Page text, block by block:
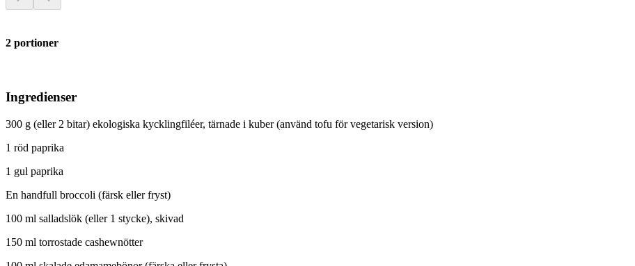
2 portioner
Ingredienser
300 g (eller 2 bitar) ekologiska kycklingfiléer, tärnade i kuber (använd tofu för vegetarisk version)
1 röd paprika
1 gul paprika
En handfull broccoli (färsk eller fryst)
100 ml salladslök (eller 1 stycke), skivad
150 ml torrostade cashewnötter